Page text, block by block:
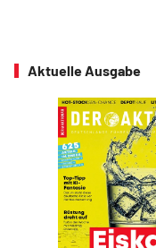
Aktuelle Ausgabe